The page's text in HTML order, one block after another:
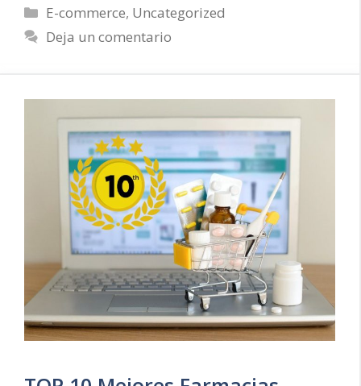
eCommerce
en
Categorías
E-commerce, Uncategorized
Deja un comentario